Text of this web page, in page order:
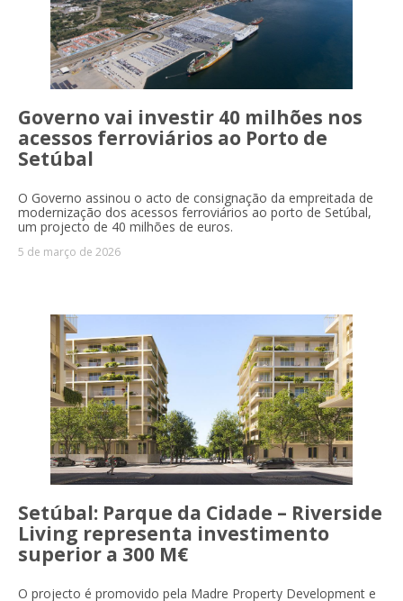
Governo vai investir 40 milhões nos
acessos ferroviários ao Porto de
Setúbal
O Governo assinou o acto de consignação da empreitada de
modernização dos acessos ferroviários ao porto de Setúbal,
um projecto de 40 milhões de euros.
5 de março de 2026
Setúbal: Parque da Cidade – Riverside
Living representa investimento
superior a 300 M€
O projecto é promovido pela Madre Property Development e